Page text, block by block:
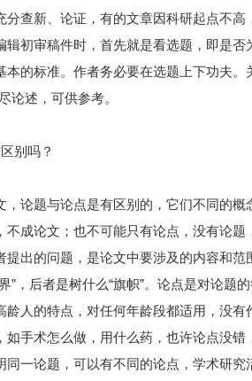
分查新、论证，有的文章因科研起点不
辑初审稿件时，首先就是看选题，即是
本的标准。作者务必要在选题上下功夫
论述，可供参考。
别吗？
，论题与论点是有区别的，它们不同的
不成论文；也不可能只有论点，没有论
提出的问题，是论文中要涉及的内容和
”，后者是树什么“旗帜”。论点是对论
龄人的特点，对任何年龄段都适用，没
如手术怎么做，用什么药，也许论点没
同一论题，可以有不同的论点，学术研